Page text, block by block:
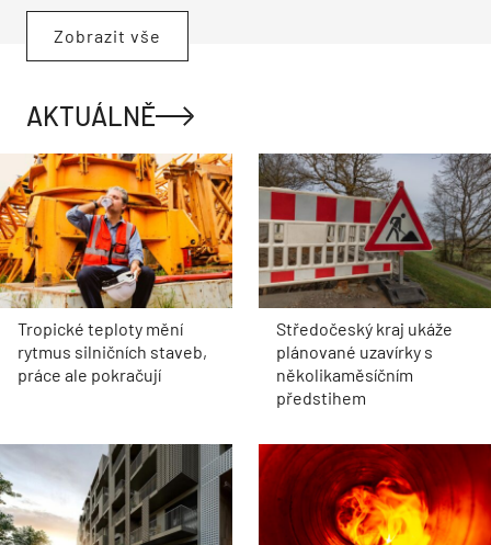
Zobrazit vše
AKTUÁLNĚ
Tropické teploty mění
rytmus silničních staveb,
práce ale pokračují
Středočeský kraj ukáže
plánované uzavírky s
několikaměsíčním
předstihem